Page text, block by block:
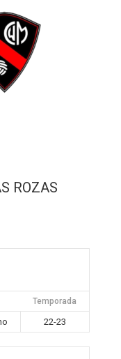
ROZAS
Temporada
22-23